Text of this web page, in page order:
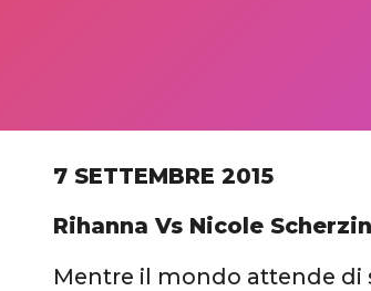
7 SETTEMBRE 2015
Rihanna Vs Nicole
Mentre il mondo attende di